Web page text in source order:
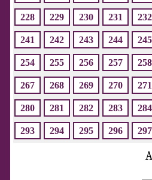
228 229 230 231 232
241 242 243 244 245
254 255 256 257 258
267 268 269 270 271
280 281 282 283 284
293 294 295 296 297